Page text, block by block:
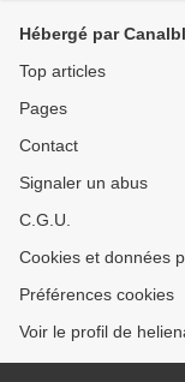
Hébergé par
Top articles
Pages
Contact
Signaler un abus
C.G.U.
Cookies et données
Préférences cookies
Voir le profil de